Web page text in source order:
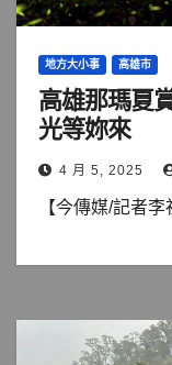
地方大小事 高雄市
高雄那瑪夏
光等妳來
4 月 5, 2025
【今傳媒/記者